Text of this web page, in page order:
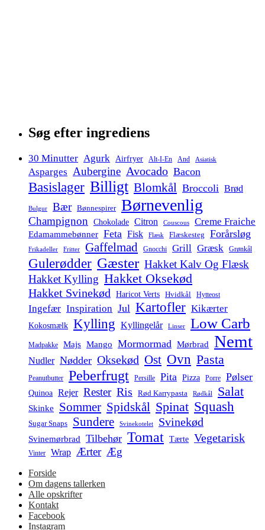
Søg efter ingrediens
30 Minutter Agurk Airfryer Alt-I-En And Asiatisk
Asparges Aubergine Avocado Bacon
Basislager Billigt Blomkål Broccoli Brød
Bulgur Bær Bønnespirer Børnevenlig
Champignon Chokolade Citron Couscous Creme Fraiche
Edamammebønner Feta Fisk Flæsk Flæskesteg Forårsløg
Frikadeller Fritter Gaffelmad Gnocchi Grill Græsk Grønkål
Gulerødder Gæster Hakket Kalv Og Flæsk
Hakket Kylling Hakket Oksekød
Hakket Svinekød Haricot Verts Hvidkål Hytteost
Ingefær Inspiration Jul Kartofler Kikærter
Kokosmælk Kylling Kyllingelår Linser Low Carb
Madpakke Majs Mango Mormormad Mørbrad Nemt
Nudler Nødder Oksekød Ost Ovn Pasta
Peanutbutter Peberfrugt Persille Pita Pizza Porre Pølser
Quinoa Rejer Rester Ris Rød Karrypasta Rødkål Salat
Skinke Sommer Spidskål Spinat Squash
Sugar Snaps Sundere Svinekotelet Svinekød
Svinemørbrad Tilbehør Tomat Tærte Vegetarisk
Vinter Wrap Ærter Æg
Forside
Om dagens tallerken
Alle opskrifter
Kontakt
Facebook
Instagram